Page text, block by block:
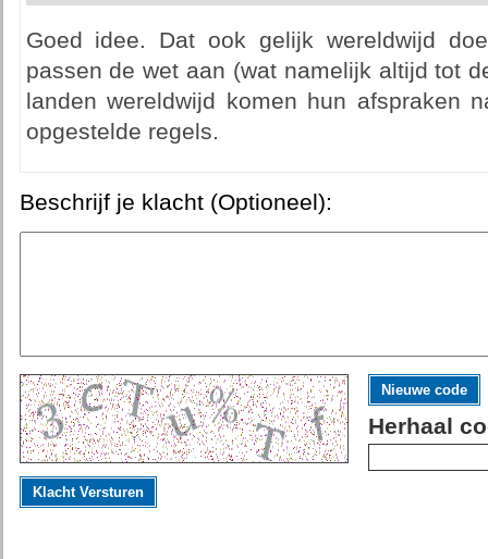
Goed idee. Dat ook gelijk wereldwijd
passen de wet aan (wat namelijk altijd tot
landen wereldwijd komen hun afspraken
opgestelde regels.
Beschrijf je klacht (Optioneel):
Nieuwe code
Herhaal
Klacht Versturen